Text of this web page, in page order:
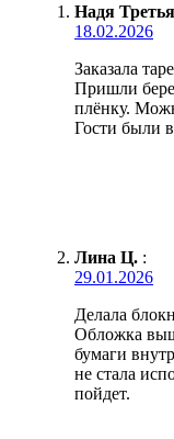
Надя
18.02.2026
Заказала
Пришли
плёнку.
Гости были
Лина Ц. :
29.01.2026
Делала
Обложка
бумаги
не стала
пойдет.